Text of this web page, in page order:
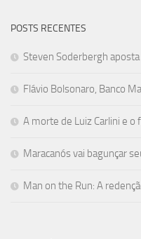
POSTS RECENTES
Steven Soderbergh
Flávio Bolsonaro, Banco
A morte de Luiz Carlini e o
Maracanós vai bagunçar
Man on the Run: A